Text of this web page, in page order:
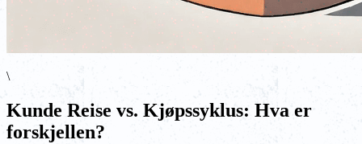
\
Kunde Reise vs. Kjøpssyklus: Hva er
forskjellen?